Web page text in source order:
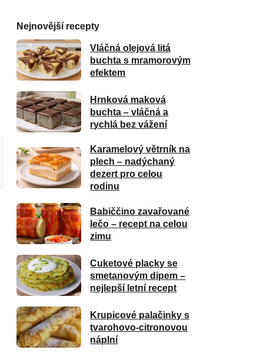
Nejnovější recepty
Vláčná olejová litá
buchta s mramorovým
efektem
Hrnková maková
buchta – vláčná a
rychlá bez vážení
Karamelový větrník na
plech – nadýchaný
dezert pro celou
rodinu
Babiččino zavařované
lečo – recept na celou
zimu
Cuketové placky se
smetanovým dipem –
nejlepší letní recept
Krupicové palačinky s
tvarohovo-citronovou
náplní